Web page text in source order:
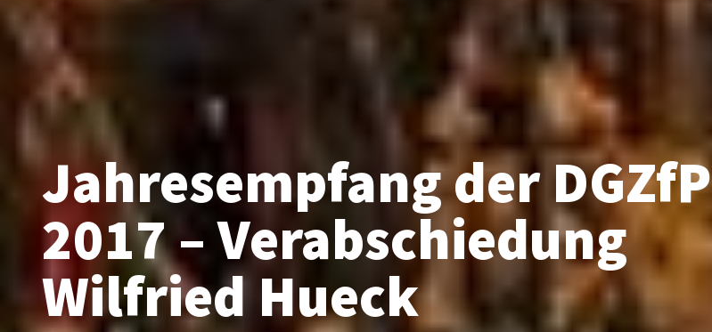
Jahresempfang der DGZfP
2017 – Verabschiedung
Wilfried Hueck